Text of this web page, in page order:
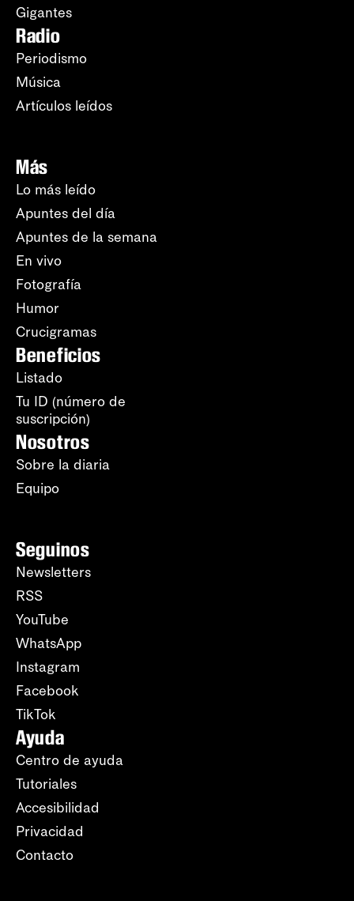
Gigantes
Radio
Periodismo
Música
Artículos leídos
Más
Lo más leído
Apuntes del día
Apuntes de la semana
En vivo
Fotografía
Humor
Crucigramas
Beneficios
Listado
Tu ID (número de
suscripción)
Nosotros
Sobre la diaria
Equipo
Seguinos
Newsletters
RSS
YouTube
WhatsApp
Instagram
Facebook
TikTok
Ayuda
Centro de ayuda
Tutoriales
Accesibilidad
Privacidad
Contacto